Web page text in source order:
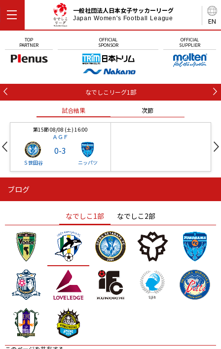
EN
一般社団法人日本女子サッカーリーグ
Japan Women's Football League
TOP
PARTNER
OFFICIAL
SPONSOR
OFFICIAL
SUPPLIER
なでしこリーグ1部
試合結果 次節
第15節 08/08 (土) 16:00
ＡＧＦ
Ｓ世田谷
0-3
ニッパツ
ニッパツ
ニッパツ 名古屋
石人の星
静岡 愛媛Ｌ
ブログ
なでしこ1部 なでしこ2部